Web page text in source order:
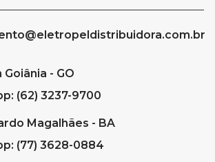
- GO
(62) 3237-9700
Magalhães - BA
(77) 3628-0884